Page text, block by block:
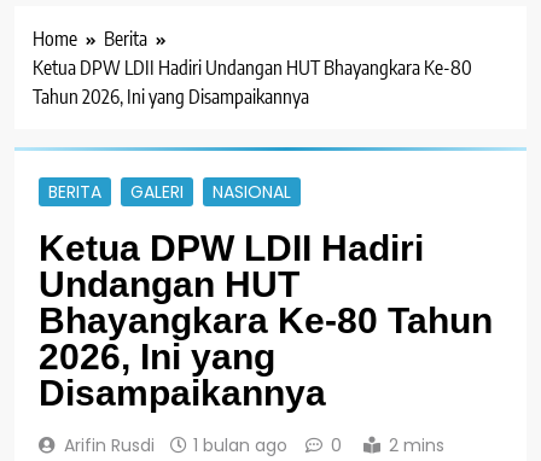
Home
Berita
Ketua DPW LDII Hadiri Undangan HUT Bhayangkara Ke-80
Tahun 2026, Ini yang Disampaikannya
BERITA GALERI NASIONAL
Ketua DPW LDII Hadiri
Undangan HUT
Bhayangkara Ke-80 Tahun
2026, Ini yang
Disampaikannya
Arifin Rusdi 1 bulan ago 0 2 mins